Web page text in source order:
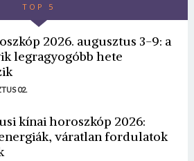
TOP 5
2026. augusztus 3-9: a
legragyogóbb hete
02.
kínai horoszkóp 2026:
váratlan fordulatok